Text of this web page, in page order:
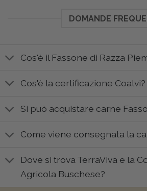
DOMANDE
Cos'è il Fassone di Razza
Cos'è la certificazione Coalvi?
Si può acquistare carne
Come viene consegnata la
Dove si trova TerraViva e la
Agricola Buschese?